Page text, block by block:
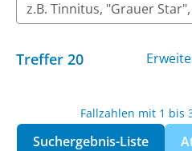
Treffer 20
Suchergebnis-Liste
Fallzahlen mit 1 bis